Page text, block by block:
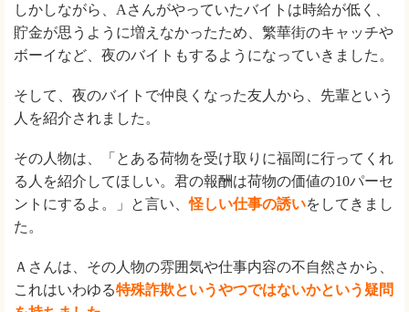
しかしながら、Aさんがやっていたバイトは時給が低く、
貯金が思うように増えなかったため、繁華街のキャッチや
ボーイなど、夜のバイトもするようになっていきました。
そして、夜のバイトで仲良くなった友人から、先輩という
人を紹介されました。
その人物は、「とある荷物を受け取りに福岡に行ってくれ
る人を紹介してほしい。君の報酬は荷物の価値の10パーセ
ントにするよ。」と言い、怪しい仕事の誘いをしてきまし
た。
Ａさんは、その人物の雰囲気や仕事内容の不自然さから、
これはいわゆる特殊詐欺というやつではないかという疑問